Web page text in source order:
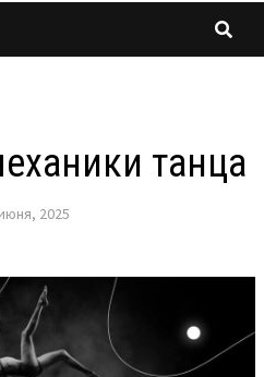
танца
2025